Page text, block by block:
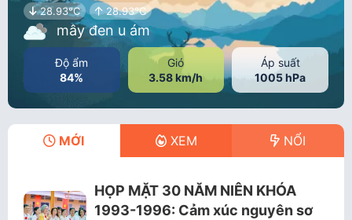
28.93°C 28.93°C
mây đen u ám
Độ ẩm
84%
Gió
3.58 km/h
Áp suất
1005 hPa
MỚI XEM NỔI
HỌP MẶT 30 NĂM NIÊN KHÓA
1993-1996: Cảm xúc nguyên sơ